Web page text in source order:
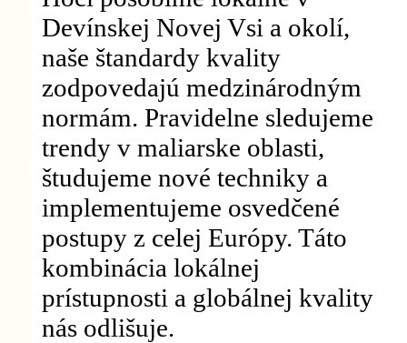
Devínskej Novej Vsi a okolí,
naše štandardy kvality
zodpovedajú medzinárodným
normám. Pravidelne sledujeme
trendy v maliarske oblasti,
študujeme nové techniky a
implementujeme osvedčené
postupy z celej Európy. Táto
kombinácia lokálnej
prístupnosti a globálnej kvality
nás odlišuje.